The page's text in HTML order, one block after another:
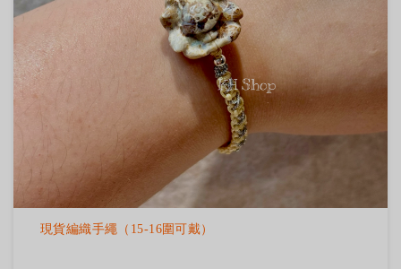
現貨編織手繩（15-16圍可戴）